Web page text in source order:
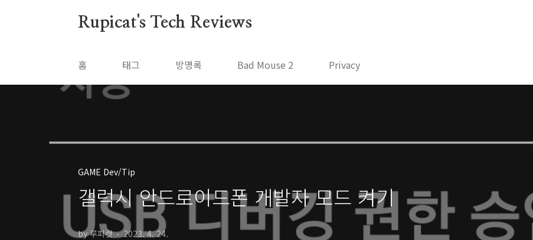
Rupicat's Tech Reviews
홈 태그 방명록 Bad Mouse 2 Privacy
GAME Dev/Tip
갤럭시 안드로이드폰 개발자 모드 켜기
by 루피캣 2023. 4. 24.